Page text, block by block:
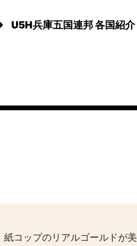
U5H兵庫五国連邦 各国紹介
コップのリアルゴールドが美